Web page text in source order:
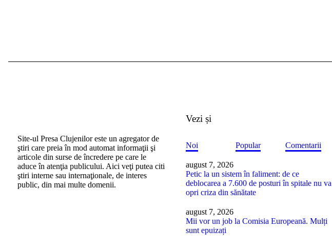
Site-ul Presa Clujenilor este un agregator de
ştiri care preia în mod automat informaţii şi
articole din surse de încredere pe care le
aduce în atenţia publicului. Aici veţi putea citi
ştiri interne sau internaţionale, de interes
public, din mai multe domenii.
Vezi și
Noi Popular Comentarii
august 7, 2026
Petic la un sistem în faliment: de ce
deblocarea a 7.600 de posturi în spitale nu va
opri criza din sănătate
august 7, 2026
Mii vor un job la Comisia Europeană. Mulți
sunt epuizați